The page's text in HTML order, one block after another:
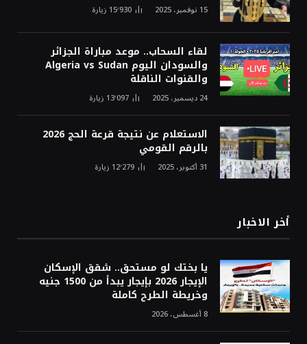
15 نوفمبر، 2025 15٬930 زيارة
لقاء السحاب.. موعد مباراة الجزائر
والسودان اليوم Algeria vs Sudan
والقنوات الناقلة
24 ديسمبر، 2025 13٬097 زيارة
الاستعلام عن نتيجة قرعة الحج 2026
بالرقم القومي
31 أكتوبر، 2025 12٬279 زيارة
أخر الاخبار
يا بختك لو مستحق.. شقق الإسكان
الإيجار 2026 بإيجار يبدأ من 1500 جنيه
وخريطة الطرح كاملة
8 أغسطس، 2026